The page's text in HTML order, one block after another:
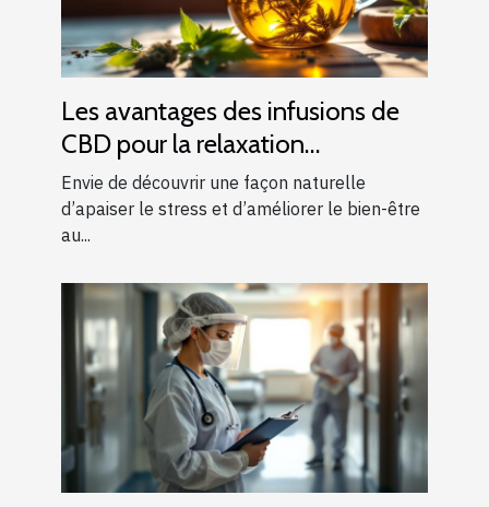
Les avantages des infusions de
CBD pour la relaxation
quotidienne
Envie de découvrir une façon naturelle
d’apaiser le stress et d’améliorer le bien-être
au...